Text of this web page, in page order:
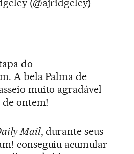
do
A bela Palma de
muito agradável
de ontem!
Mail, durante seus
conseguiu acumular